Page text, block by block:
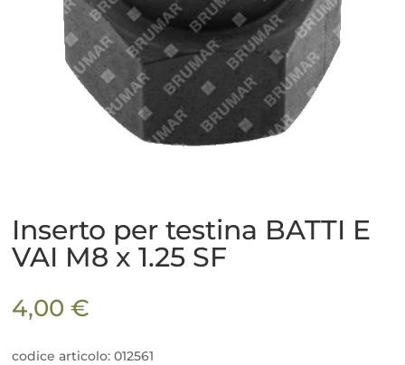
Inserto per testina BATTI E
VAI M8 x 1.25 SF
4,00€
codice articolo: 012561